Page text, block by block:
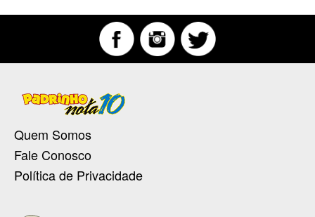
Quem Somos
Fale Conosco
Política de Privacidade